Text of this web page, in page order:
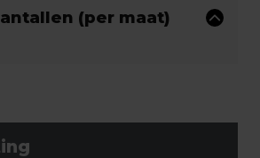
(per maat)